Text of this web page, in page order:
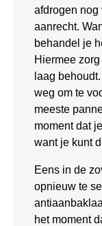
afdrogen nog
aanrecht.
behandel je
Hiermee
laag
weg om te
meeste
moment dat
want je kunt
Eens in de
opnieuw te
het moment